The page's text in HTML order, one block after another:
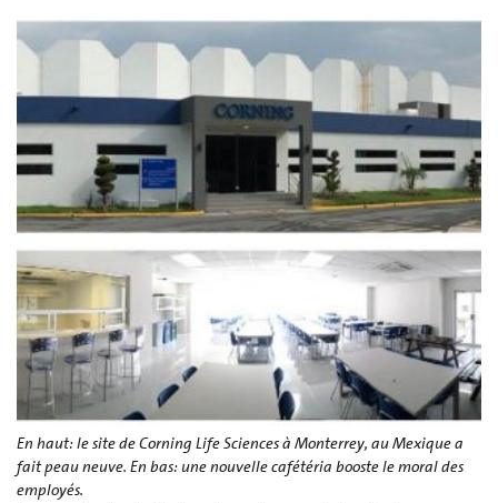
En haut: le site de Corning Life Sciences à Monterrey, au Mexique a
fait peau neuve. En bas: une nouvelle cafétéria booste le moral des
employés.